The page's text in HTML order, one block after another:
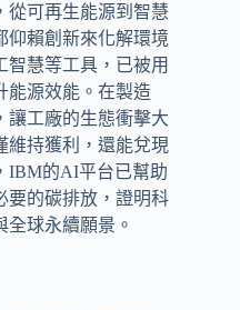
從可再生能源到智慧
仰賴創新來化解環境
智慧等工具，已被用
能源效能。在製造
讓工廠的生態衝擊大
維持獲利，還能兌現
IBM的AI平台已幫助
要的碳排放，證明科
球永續願景。